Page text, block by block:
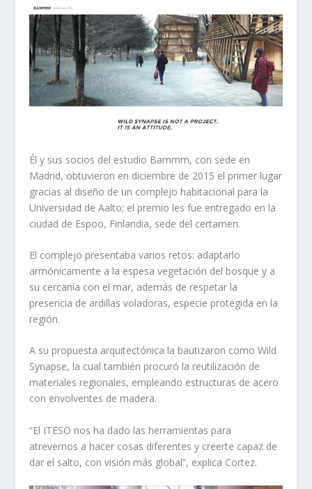
Él y sus socios del estudio Bammm, con sede en
Madrid, obtuvieron en diciembre de 2015 el primer lugar
gracias al diseño de un complejo habitacional para la
Universidad de Aalto; el premio les fue entregado en la
ciudad de Espoo, Finlandia, sede del certamen.
El complejo presentaba varios retos: adaptarlo
armónicamente a la espesa vegetación del bosque y a
su cercanía con el mar, además de respetar la
presencia de ardillas voladoras, especie protegida en la
región.
A su propuesta arquitectónica la bautizaron como Wild
Synapse, la cual también procuró la reutilización de
materiales regionales, empleando estructuras de acero
con envolventes de madera.
“El ITESO nos ha dado las herramientas para
atrevernos a hacer cosas diferentes y creerte capaz de
dar el salto, con visión más global”, explica Cortez.